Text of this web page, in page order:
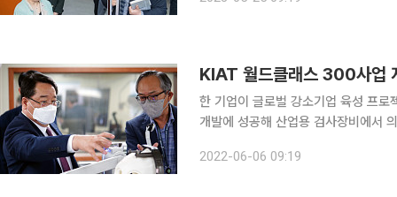
속 센서를 개발한 후 다양한 분야로
KIAT 월드클래스 300사업
한 기업이 글로벌 강소기업 육성 프
개발에 성공해 산업용 검사장비에서 의료기
토리 솔루션 등 다양한 영역으로 사
2022-06-06 09:19